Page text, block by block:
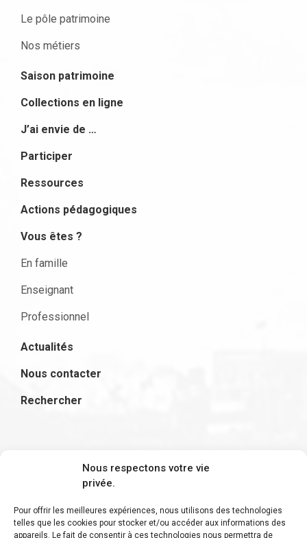
Nous respectons votre vie
privée.
Pour offrir les meilleures expériences, nous utilisons des technologies
telles que les cookies pour stocker et/ou accéder aux informations des
appareils. Le fait de consentir à ces technologies nous permettra de
Le pôle patrimoine
Nos métiers
Saison patrimoine
Collections en ligne
J’ai envie de …
Participer
Ressources
Actions pédagogiques
Vous êtes ?
En famille
Enseignant
Professionnel
Actualités
Nous contacter
Rechercher
S'inscrire à la newsletter